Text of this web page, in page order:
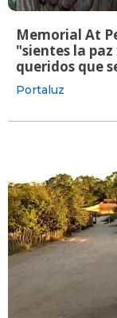
Memorial At
"sientes la
queridos que
Portaluz